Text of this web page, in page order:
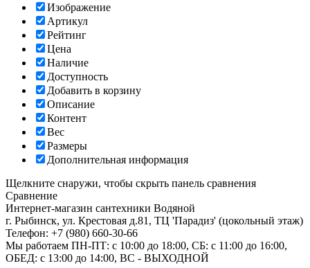
Изображение
Артикул
Рейтинг
Цена
Наличие
Доступность
Добавить в корзину
Описание
Контент
Вес
Размеры
Дополнительная информация
Щелкните снаружи, чтобы скрыть панель сравнения
Сравнение
Интернет-магазин сантехники Водяной
г. Рыбинск, ул. Крестовая д.81, ТЦ 'Парадиз' (цокольный этаж)
Телефон: +7 (980) 660-30-66
Мы работаем ПН-ПТ: с 10:00 до 18:00, СБ: с 11:00 до 16:00,
ОБЕД: с 13:00 до 14:00, ВС - ВЫХОДНОЙ